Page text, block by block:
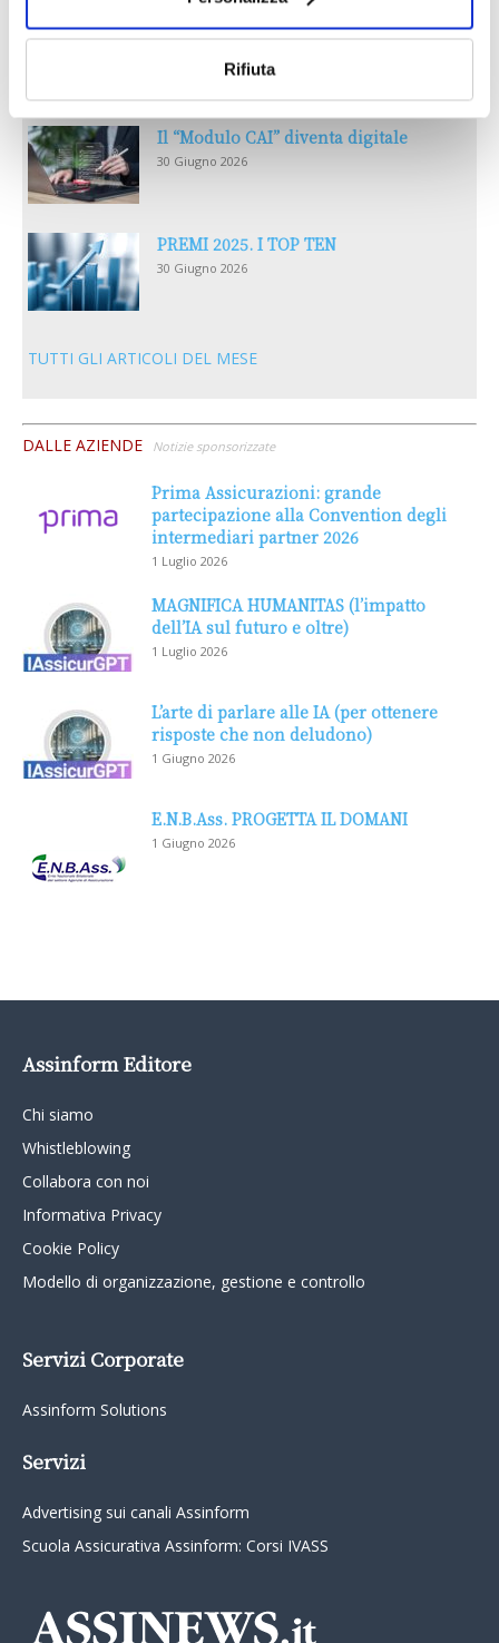
Rifiuta
LA GESTIONE DELLA REPUTAZIONE.
30 Giugno 2026
Il “Modulo CAI” diventa digitale
30 Giugno 2026
PREMI 2025. I TOP TEN
30 Giugno 2026
TUTTI GLI ARTICOLI DEL MESE
DALLE AZIENDE Notizie sponsorizzate
Prima Assicurazioni: grande
partecipazione alla Convention degli
intermediari partner 2026
1 Luglio 2026
MAGNIFICA HUMANITAS (l’impatto
dell’IA sul futuro e oltre)
1 Luglio 2026
L’arte di parlare alle IA (per ottenere
risposte che non deludono)
1 Giugno 2026
E.N.B.Ass. PROGETTA IL DOMANI
1 Giugno 2026
Assinform Editore
Chi siamo
Whistleblowing
Collabora con noi
Informativa Privacy
Cookie Policy
Modello di organizzazione, gestione e controllo
Servizi Corporate
Assinform Solutions
Servizi
Advertising sui canali Assinform
Scuola Assicurativa Assinform: Corsi IVASS